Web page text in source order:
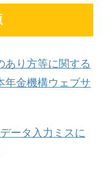
あり方等に関する
金機構ウェブサ
ータ入力ミスに